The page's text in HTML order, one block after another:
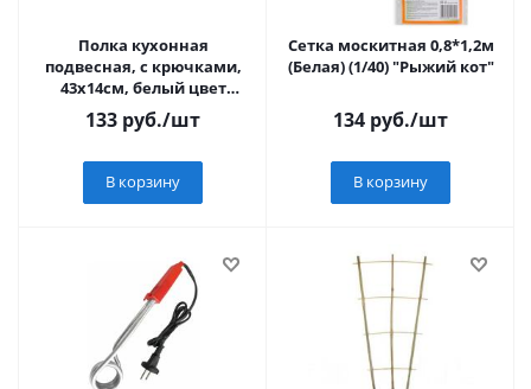
Полка кухонная
подвесная, с крючками,
43х14см, белый цвет
VETTA
133 руб./шт
В корзину
Сетка москитная 0,8*1,2м
(Белая) (1/40) "Рыжий кот"
134 руб./шт
В корзину